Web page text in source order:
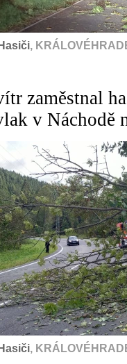
Hasiči,
zaměstnal
v Náchodě
Hasiči,